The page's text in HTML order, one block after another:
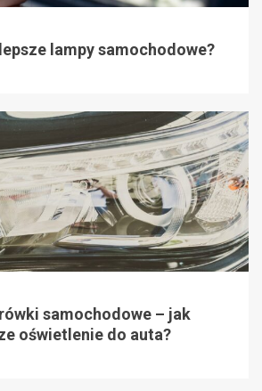
lampy samochodowe?
samochodowe – jak
oświetlenie do auta?